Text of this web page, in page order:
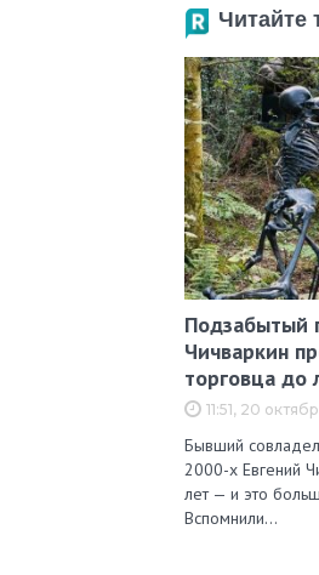
Читайте
Подзабытый
Чичваркин
торговца до
11:51, 20
Бывший
2000-х Евгений
лет — и это
Вспомнили…